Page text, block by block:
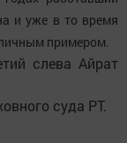
и уже в то время
примером.
слева Айрат
суда РТ.